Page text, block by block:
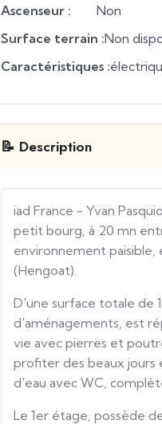
Ascenseur :
Non
Surface terrain :Non
Caractéristiques :
📝 Description
iad France - Yvan
petit bourg, à 20 mn
environnement paisible,
(Hengoat).
D'une surface totale de
d'aménagements, est
vie avec pierres et
profiter des beaux jours
d'eau avec WC,
Le 1er étage, possède